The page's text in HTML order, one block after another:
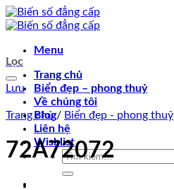
Chuyển
đến
dung
Menu
Trang chủ
Biển đẹp – phong thuỷ
Về chúng tôi
Blog
Liên hệ
Wishlist
Tìm
Lọc
Lưu
Trang chủ / Biển đẹp - phong thuỷ
72A72072